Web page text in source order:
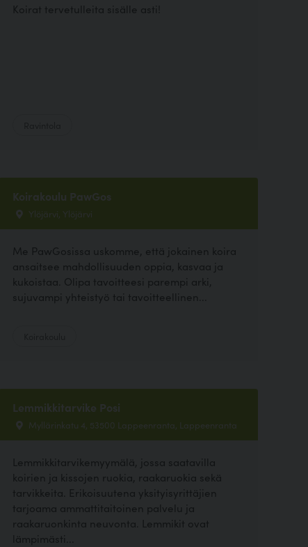
Koirat tervetulleita sisälle asti!
Koirakoulu PawGos
Ylöjärvi, Ylöjärvi
Me PawGosissa uskomme, että jokainen koira
ansaitsee mahdollisuuden oppia, kasvaa ja
kukoistaa. Olipa tavoitteesi parempi arki,
sujuvampi yhteistyö tai tavoitteellinen...
Lemmikkitarvike Posi
Myllärinkatu 4, 53500 Lappeenranta, Lappeenranta
Lemmikkitarvikemyymälä, jossa saatavilla
koirien ja kissojen ruokia, raakaruokia sekä
tarvikkeita. Erikoisuutena yksityisyrittäjien
tarjoama ammattitaitoinen palvelu ja
raakaruonkinta neuvonta. Lemmikit ovat
lämpimästi...